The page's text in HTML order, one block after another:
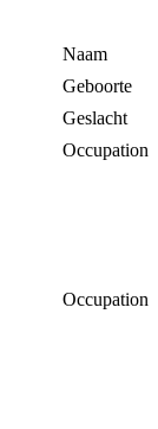
Naam
Geboorte
Geslacht
Occupation
Occupation